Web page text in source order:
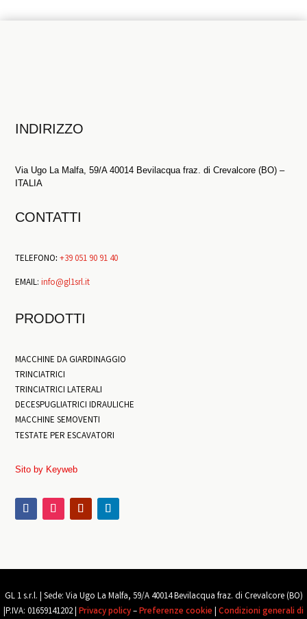
INDIRIZZO
Via Ugo La Malfa, 59/A 40014 Bevilacqua fraz. di Crevalcore (BO) –
ITALIA
CONTATTI
TELEFONO: +39 051 90 91 40
EMAIL:info@gl1srl.it
PRODOTTI
MACCHINE DA GIARDINAGGIO
TRINCIATRICI
TRINCIATRICI LATERALI
DECESPUGLIATRICI IDRAULICHE
MACCHINE SEMOVENTI
TESTATE PER ESCAVATORI
Sito by Keyweb
GL 1 s.r.l. | Sede: Via Ugo La Malfa, 59/A 40014 Bevilacqua fraz. di Crevalcore (BO)
P.IVA: 01659141202 | Privacy policy–Preferenze cookie Condizioni generali di